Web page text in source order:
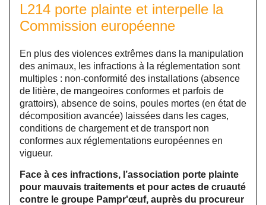
L214 porte plainte et interpelle la
Commission européenne
En plus des violences extrêmes dans la manipulation
des animaux, les infractions à la réglementation sont
multiples : non-conformité des installations (absence
de litière, de mangeoires conformes et parfois de
grattoirs), absence de soins, poules mortes (en état de
décomposition avancée) laissées dans les cages,
conditions de chargement et de transport non
conformes aux réglementations européennes en
vigueur.
Face à ces infractions, l’association porte plainte
pour mauvais traitements et pour actes de cruauté
contre le groupe Pampr'œuf, auprès du procureur